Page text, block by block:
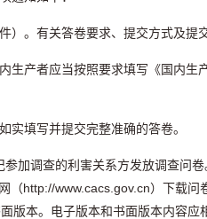
。有关答卷要求、提交方式及提
产者应当按照要求填写《国内生
实填写并提交完整准确的答卷。
加调查的利害关系方发放调查问
http://www.cacs.gov.cn）下载问
本。电子版本和书面版本内容应